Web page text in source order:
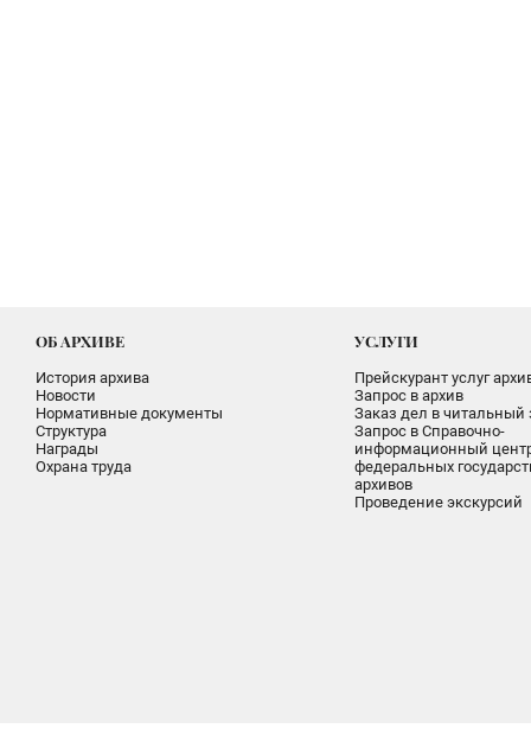
ОБ АРХИВЕ
История архива
Новости
Нормативные документы
Структура
Награды
Охрана труда
УСЛУГИ
Прейскурант услуг
Запрос в архив
Заказ дел в читальный
Запрос в Справочно-
информационный
федеральных
архивов
Проведение экскурсий